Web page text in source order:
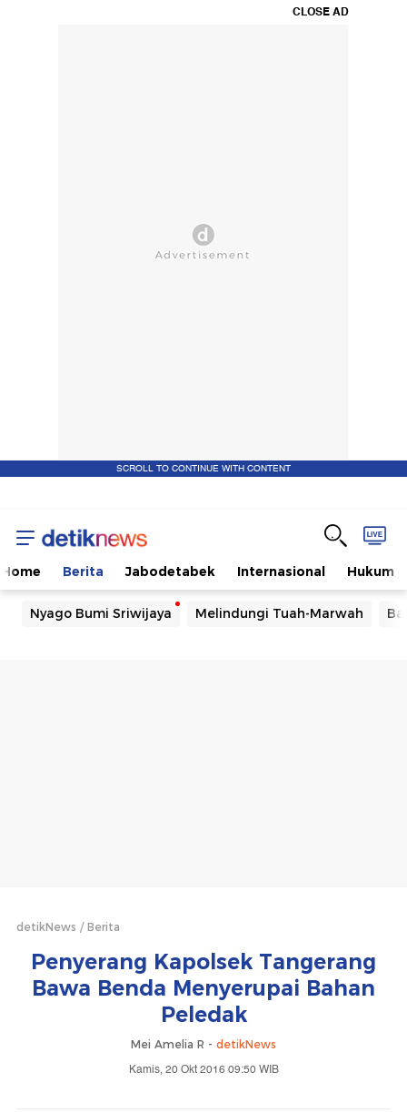
CLOSE AD
SCROLL TO CONTINUE WITH CONTENT
Home Berita Jabodetabek Internasional Hukum
Nyago Bumi Sriwijaya Melindungi Tuah-Marwah
detikNews Berita
Penyerang Kapolsek Tangerang
Bawa Benda Menyerupai Bahan
Peledak
Mei Amelia R - detikNews
Kamis, 20 Okt 2016 09:50 WIB